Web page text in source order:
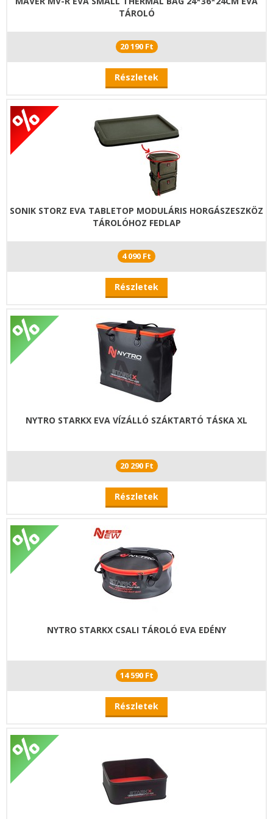
TÁROLÓ
20 190 Ft
Részletek
SONIK STORZ EVA TABLETOP MODULÁRIS HORGÁSZESZKÖZ
TÁROLÓHOZ FEDLAP
4 090 Ft
Részletek
NYTRO STARKX EVA VÍZÁLLÓ SZÁKTARTÓ TÁSKA XL
20 290 Ft
Részletek
NYTRO STARKX CSALI TÁROLÓ EVA EDÉNY
14 590 Ft
Részletek